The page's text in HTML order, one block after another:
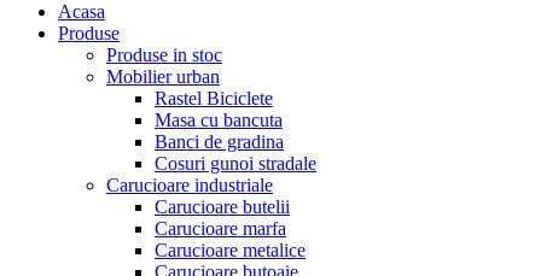
Acasa
Produse
Produse in stoc
Mobilier urban
Rastel Biciclete
Masa cu bancuta
Banci de gradina
Cosuri gunoi stradale
Carucioare industriale
Carucioare butelii
Carucioare marfa
Carucioare metalice
Carucioare butoaie